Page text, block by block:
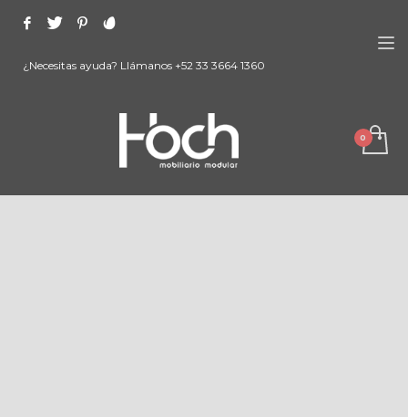
¿Necesitas ayuda? Llámanos +52 33 3664 1360